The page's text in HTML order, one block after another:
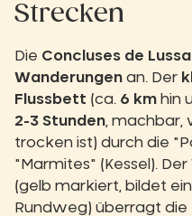
Strecken
Die Concluses de
Wanderungen an. Der
Flussbett (ca. 6 km hin
2-3 Stunden , machbar,
trocken ist) durch die
"Marmites" (Kessel). Der
(gelb markiert, bildet
Rundweg) überragt die